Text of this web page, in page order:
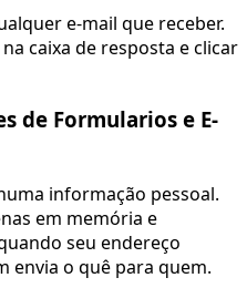
e-mail que receber.
caixa de resposta e clicar
de Formularios e E-
informação pessoal.
em memória e
seu endereço
envia o quê para quem.